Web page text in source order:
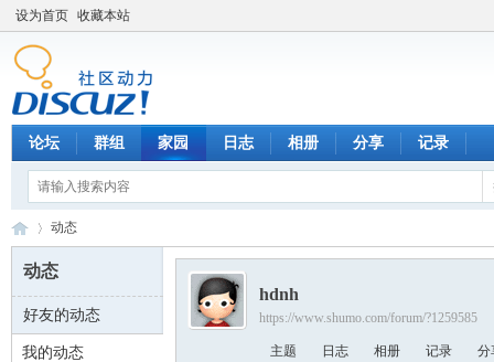
设为首页 收藏本站
论坛 群组 家园 日志 相册 分享 记录
数 ›
动态
动态
好友的动态
我的动态
hdnh
https://www.shumo.com/forum/?1259585
主题 日志 相册 记录 分